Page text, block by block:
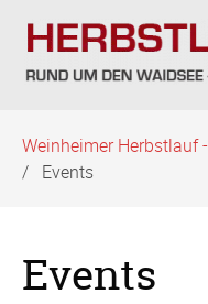
überspringen
Weinheimer Herbstlauf
Events
Events